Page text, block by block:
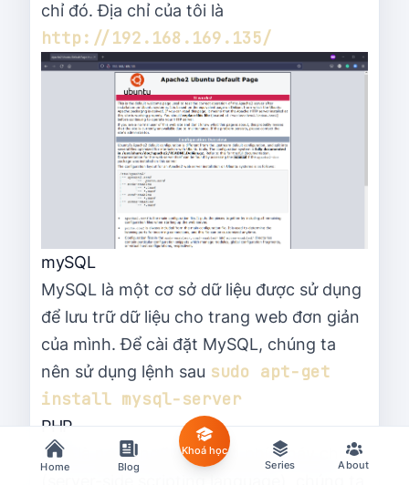
chỉ đó. Địa chỉ của tôi là
http://192.168.169.135/
mySQL
MySQL là một cơ sở dữ liệu được sử dụng
để lưu trữ dữ liệu cho trang web đơn giản
của mình. Để cài đặt MySQL, chúng ta
nên sử dụng lệnh sau sudo apt-get
install mysql-server
PHP
PHP là ngôn ngữ kịch bản phía máy chủ
Home Blog
Khoá học
Series
About